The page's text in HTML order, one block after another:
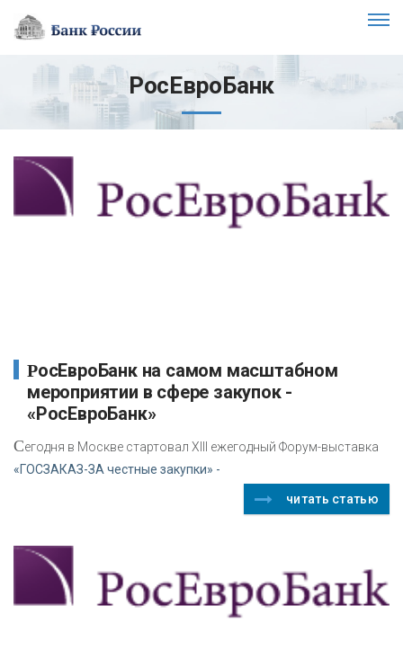
РосЕвроБанк
РосЕвроБанк на самом масштабном
мероприятии в сфере закупок -
«РосЕвроБанк»
Сегодня в Москве стартовал XIII ежегодный Форум-выставка
«ГОСЗАКАЗ-ЗА честные закупки» -
читать статью